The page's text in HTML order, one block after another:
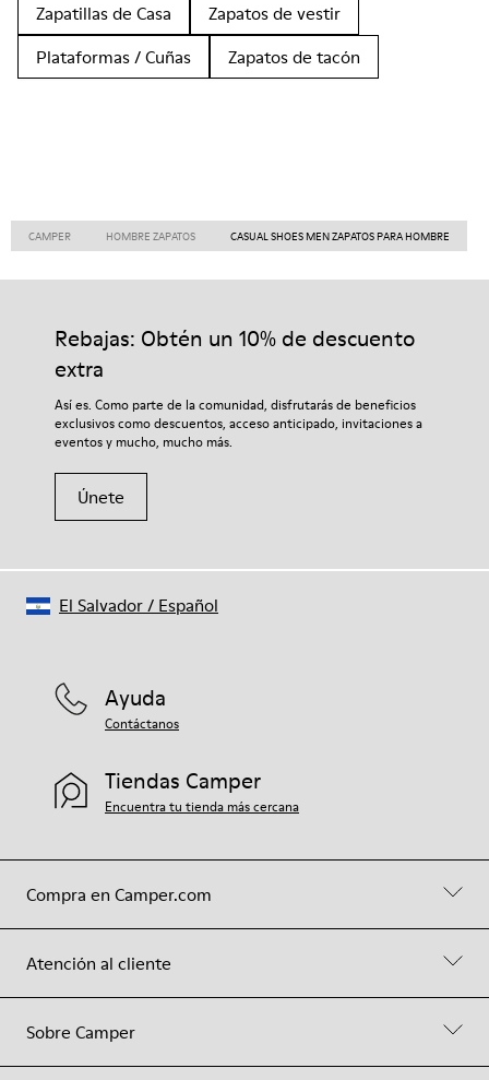
Zapatillas de Casa
Zapatos de vestir
Plataformas / Cuñas
Zapatos de tacón
CAMPER HOMBRE ZAPATOS CASUAL SHOES MEN ZAPATOS PARA HOMBRE
Rebajas: Obtén un 10% de descuento
extra
Así es. Como parte de la comunidad, disfrutarás de beneficios
exclusivos como descuentos, acceso anticipado, invitaciones a
eventos y mucho, mucho más.
Únete
Compra en Camper.com
Atención al cliente
Sobre Camper
Ayuda
Contáctanos
Tiendas Camper
Encuentra tu tienda más cercana
El Salvador/ Español